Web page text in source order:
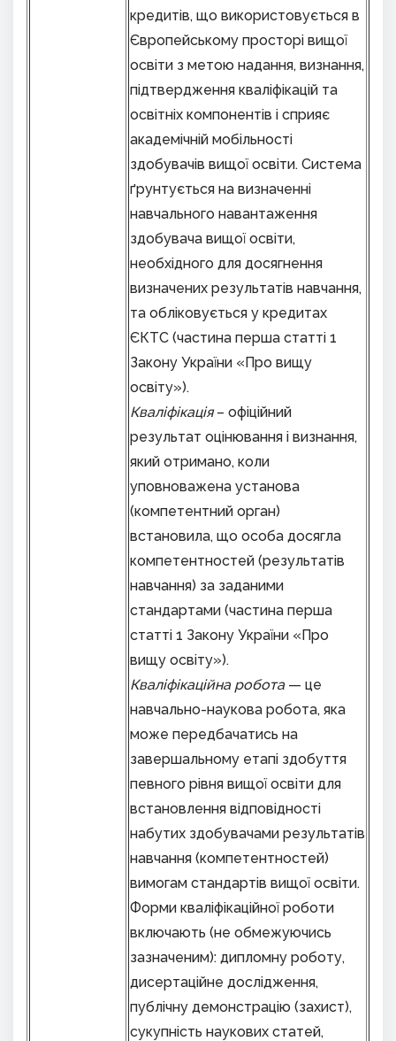
кредитів, що використовується в
Європейському просторі вищої
освіти з метою надання, визнання,
підтвердження кваліфікацій та
освітніх компонентів і сприяє
академічній мобільності
здобувачів вищої освіти. Система
ґрунтується на визначенні
навчального навантаження
здобувача вищої освіти,
необхідного для досягнення
визначених результатів навчання,
та обліковується у кредитах
ЄКТС (частина перша статті 1
Закону України «Про вищу
освіту»).
Кваліфікація– офіційний
результат оцінювання і визнання,
який отримано, коли
уповноважена установа
(компетентний орган)
встановила, що особа досягла
компетентностей (результатів
навчання) за заданими
стандартами (частина перша
статті 1 Закону України «Про
вищу освіту»).
Кваліфікаційна робота — це
навчально-наукова робота, яка
може передбачатись на
завершальному етапі здобуття
певного рівня вищої освіти для
встановлення відповідності
набутих здобувачами результатів
навчання (компетентностей)
вимогам стандартів вищої освіти.
Форми кваліфікаційної роботи
включають (не обмежуючись
зазначеним): дипломну роботу,
дисертаційне дослідження,
публічну демонстрацію (захист),
сукупність наукових статей,